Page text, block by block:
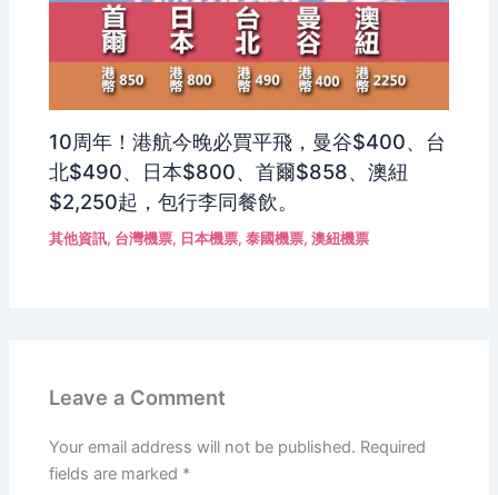
10周年！港航今晚必買平飛，曼谷$400、台
北$490、日本$800、首爾$858、澳紐
$2,250起，包行李同餐飲。
其他資訊, 台灣機票, 日本機票,泰國機票,澳紐機票
Leave a Comment
Your email address will not be published. Required
fields are marked *